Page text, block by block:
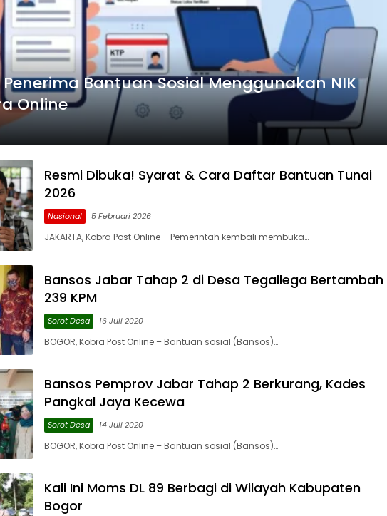
Bantuan Sosial Menggunakan NIK
Online
Resmi Dibuka! Syarat & Cara Daftar Bantuan Tunai
2026
Nasional 5 Februari 2026
JAKARTA, Kobra Post Online – Pemerintah kembali membuka…
Bansos Jabar Tahap 2 di Desa Tegallega Bertambah
239 KPM
Sorot Desa 16 Juli 2020
BOGOR, Kobra Post Online – Bantuan sosial (Bansos)…
Bansos Pemprov Jabar Tahap 2 Berkurang, Kades
Pangkal Jaya Kecewa
Sorot Desa 14 Juli 2020
BOGOR, Kobra Post Online – Bantuan sosial (Bansos)…
Kali Ini Moms DL 89 Berbagi di Wilayah Kabupaten
Bogor